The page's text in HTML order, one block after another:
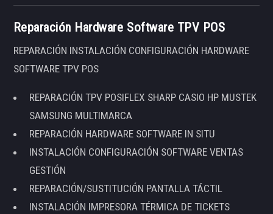
Reparación Hardware Software TPV POS
REPARACIÓN INSTALACIÓN CONFIGURACIÓN HARDWARE
SOFTWARE TPV POS
REPARACIÓN TPV POSIFLEX SHARP CASIO HP MUSTEK
SAMSUNG MULTIMARCA
REPARACIÓN HARDWARE SOFTWARE IN SITU
INSTALACIÓN CONFIGURACIÓN SOFTWARE VENTAS
GESTIÓN
REPARACIÓN/SUSTITUCIÓN PANTALLA TÁCTIL
INSTALACIÓN IMPRESORA TÉRMICA DE TICKETS